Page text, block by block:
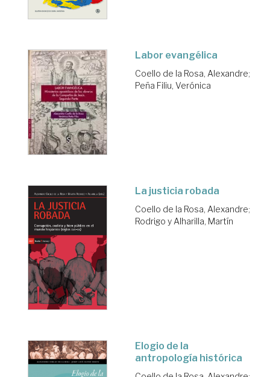
Labor evangélica
Coello de la Rosa, Alexandre;
Peña Filiu, Verónica
La justicia robada
Coello de la Rosa, Alexandre;
Rodrigo y Alharilla, Martín
Elogio de la
antropología histórica